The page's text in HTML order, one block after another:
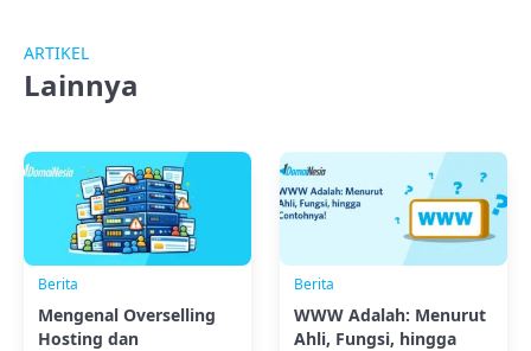
ARTIKEL
Lainnya
Berita
Mengenal Overselling
Hosting dan
Berita
WWW Adalah: Menurut
Ahli, Fungsi, hingga